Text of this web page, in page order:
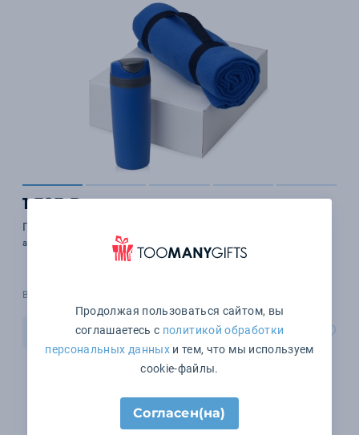
1 323 ₽
Подарочный набор Cozy с пледом и термокружкой
арт. 700360.06
В наличии 2 шт.
В корзину
Продолжая пользоваться сайтом, вы
соглашаетесь с политикой обработки
персональных данныхи тем, что мы используем
cookie-файлы.
Согласен(на)